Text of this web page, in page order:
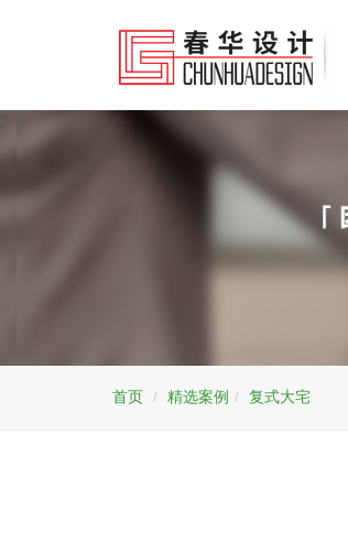
首页 精选案例 复式大宅